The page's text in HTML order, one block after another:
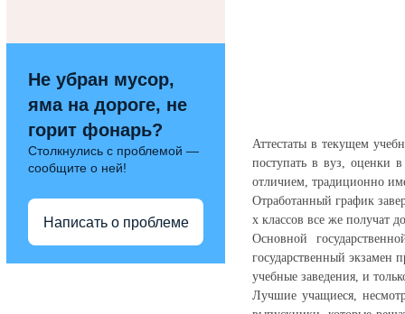
Не убран мусор,
яма на дороге, не
горит фонарь?
Столкнулись с проблемой —
сообщите о ней!
Написать о проблеме
Аттестаты в текущем
поступать в вуз, оценки
отличием, традиционно
Отработанный график
х классов все же получат
Основной
государственный экзамен
учебные заведения, и
Лучшие учащиеся,